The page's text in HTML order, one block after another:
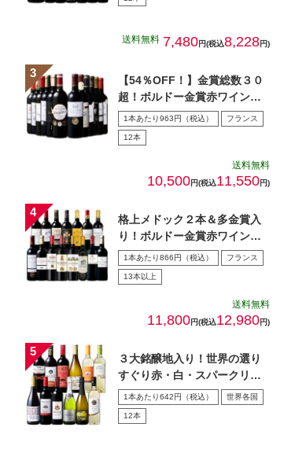
送料無料 7,480円(税込8,228円)
【54％OFF！】金賞総数３０
超！ボルドー金賞赤ワイン１
２本セット 第１5弾
1本あたり963円（税込） フランス
12本
送料無料
10,500円(税込11,550円)
格上メドック２本＆多金賞入
り！ボルドー金賞赤ワイン１
５本セット 第28弾
1本あたり866円（税込） フランス
13本以上
送料無料
11,800円(税込12,980円)
３大銘醸地入り！世界の選り
すぐり赤・白・スパークリン
グワイン飲み比べ１2本セッ
ト…
1本あたり642円（税込） 世界各国
12本